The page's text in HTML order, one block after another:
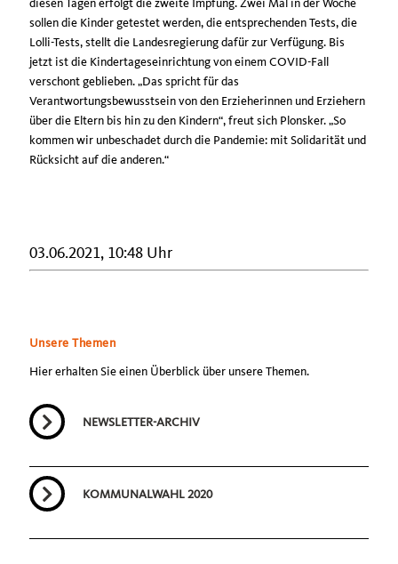
sollen die Kinder getestet werden, die entsprechenden Tests, die
Lolli-Tests, stellt die Landesregierung dafür zur Verfügung. Bis
jetzt ist die Kindertageseinrichtung von einem COVID-Fall
verschont geblieben. „Das spricht für das
Verantwortungsbewusstsein von den Erzieherinnen und Erziehern
über die Eltern bis hin zu den Kindern“, freut sich Plonsker. „So
kommen wir unbeschadet durch die Pandemie: mit Solidarität und
Rücksicht auf die anderen.“
03.06.2021, 10:48 Uhr
Unsere Themen
Hier erhalten Sie einen Überblick über unsere Themen.
NEWSLETTER-ARCHIV
KOMMUNALWAHL 2020